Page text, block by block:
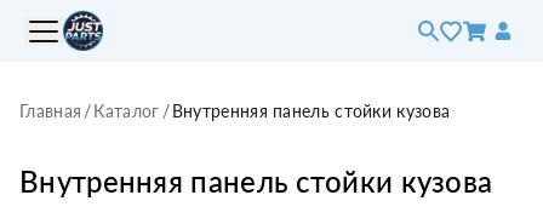
Главная /Каталог /Внутренняя панель стойки кузова
Внутренняя панель стойки кузова